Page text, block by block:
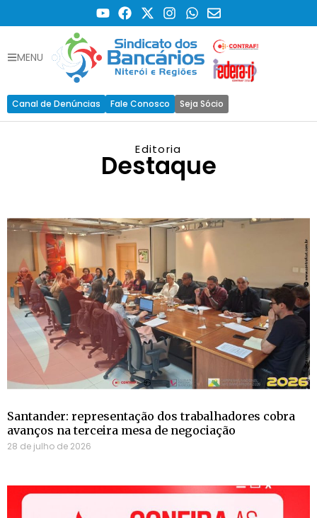
MENU
Canal de Denúncias Fale Conosco Seja Sócio
Editoria
Destaque
Santander: representação dos trabalhadores cobra
avanços na terceira mesa de negociação
28 de julho de 2026